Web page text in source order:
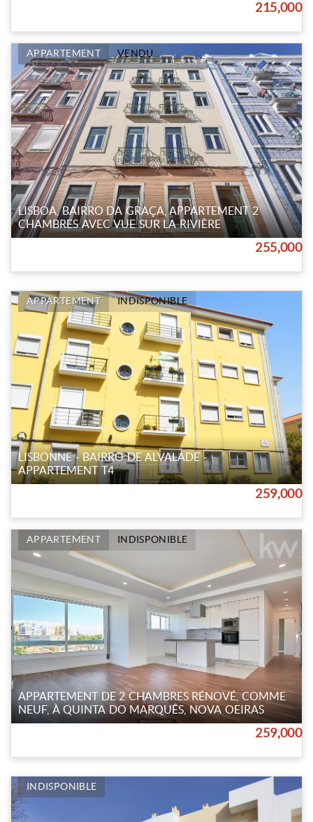
215,000
APPARTEMENT VENDU
LISBOA, BAIRRO DA GRAÇA, APPARTEMENT 2
CHAMBRES AVEC VUE SUR LA RIVIÈRE
255,000
APPARTEMENT INDISPONIBLE
LISBONNE - BAIRRO DE ALVALADE -
APPARTEMENT T4
259,000
APPARTEMENT INDISPONIBLE
APPARTEMENT DE 2 CHAMBRES RÉNOVÉ, COMME
NEUF, À QUINTA DO MARQUÊS, NOVA OEIRAS
259,000
INDISPONIBLE